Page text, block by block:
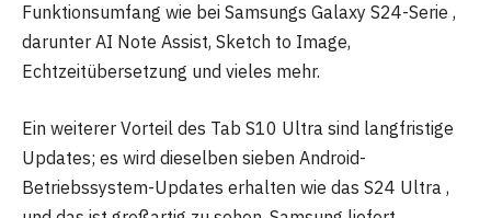
Funktionsumfang wie bei Samsungs Galaxy S24-Serie ,
darunter AI Note Assist, Sketch to Image,
Echtzeitübersetzung und vieles mehr.
Ein weiterer Vorteil des Tab S10 Ultra sind langfristige
Updates; es wird dieselben sieben Android-
Betriebssystem-Updates erhalten wie das S24 Ultra ,